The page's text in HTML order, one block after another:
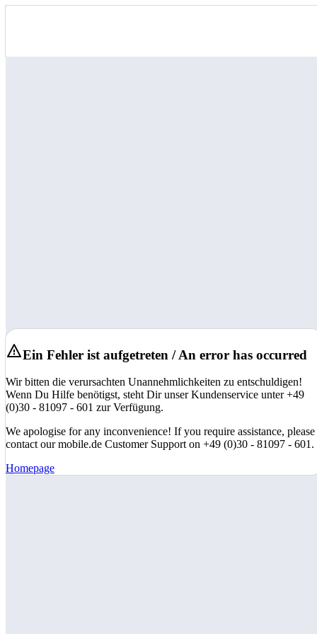
Ein Fehler ist aufgetreten / An error has occurred
Wir bitten die verursachten Unannehmlichkeiten zu entschuldigen!
Wenn Du Hilfe benötigst, steht Dir unser Kundenservice unter +49
(0)30 - 81097 - 601 zur Verfügung.
We apologise for any inconvenience! If you require assistance, please
contact our mobile.de Customer Support on +49 (0)30 - 81097 - 601.
Homepage